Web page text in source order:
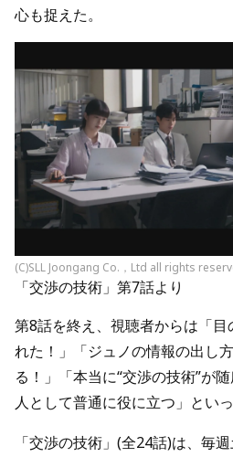
心も捉えた。
(C)SLL Joongang Co.，Ltd all rights
「交渉の技術」第7話より
第8話を終え、視聴者からは「
れた！」「ジュノの情報の出し
る！」「本当に“交渉の技術”が
人として普通に役に立つ」とい
「交渉の技術」(全24話)は、毎